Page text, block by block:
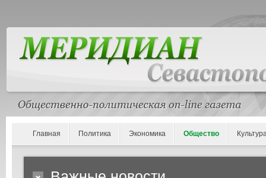
Главная Политика Экономика Общество